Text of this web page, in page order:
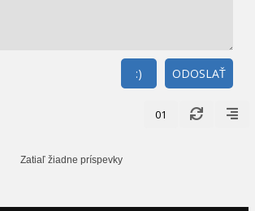
ODOSLAŤ
:)
01
Zatiaľ žiadne príspevky